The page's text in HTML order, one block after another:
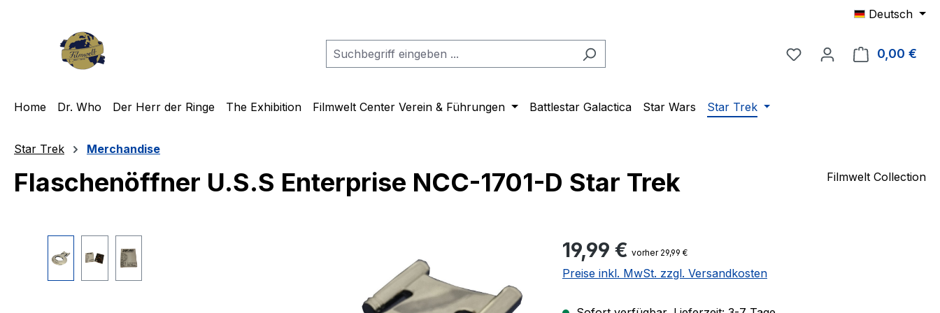
Deutsch
Du hast 0 Produkte auf
0,00 €
Home Dr. Who Der Herr der Ringe The Exhibition Filmwelt Center Verein & Führungen Battlestar Galactica Star Wars Star Trek
Star Trek Merchandise
Flaschenöffner U.S.S Enterprise NCC-1701-D Star Trek Filmwelt Collection
Regulärer Preis:
19,99 € vorher 29,99 €
Preise inkl. MwSt. zzgl. Versandkosten